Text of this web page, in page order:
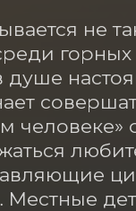
не
душе